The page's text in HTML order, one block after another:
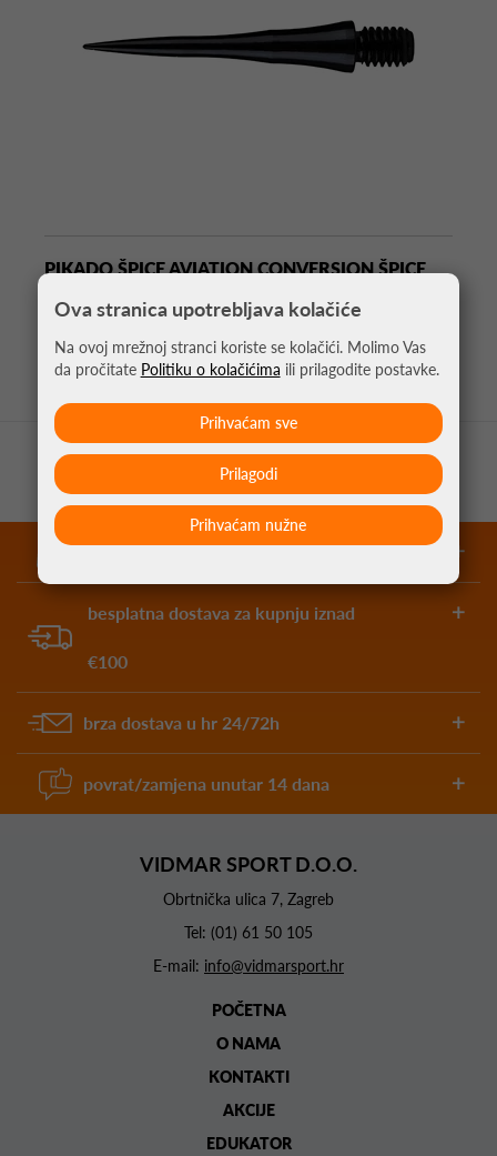
PIKADO ŠPICE AVIATION CONVERSION ŠPICE
4,95 €
garantirano najniže cijene
besplatna dostava za kupnju iznad
€100
brza dostava u hr 24/72h
povrat/zamjena unutar 14 dana
VIDMAR SPORT D.O.O.
Obrtnička ulica 7, Zagreb
Tel: (01) 61 50 105
E-mail: info@vidmarsport.hr
POČETNA
O NAMA
KONTAKTI
AKCIJE
EDUKATOR
Ova stranica upotrebljava kolačiće
Na ovoj mrežnoj stranci koriste se kolačići. Molimo Vas
da pročitate Politiku o kolačićima ili prilagodite postavke.
Prihvaćam nužne
Prilagodi
Prihvaćam sve